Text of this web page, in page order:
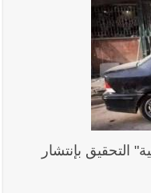
إيران من ضربة قوية...
دامت التهديدات مستمرّة
التحقيق بإنتشار